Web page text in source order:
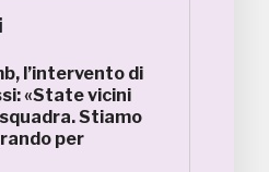
l’intervento di
«State vicini
Stiamo
per